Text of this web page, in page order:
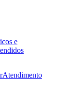
e
Atendimento